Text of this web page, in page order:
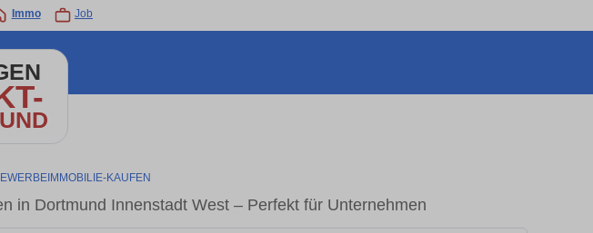
Immo Job
KAUFEN
in Dortmund Innenstadt West – Perfekt für Unternehmen